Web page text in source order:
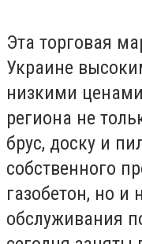
Эта торговая
Украине
низкими
региона не
брус, доску и
собственного
газобетон, но и
обслуживания